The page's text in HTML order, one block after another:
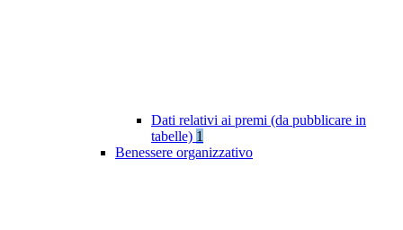
Dati relativi ai premi (da pubblicare in
tabelle) 1
Benessere organizzativo